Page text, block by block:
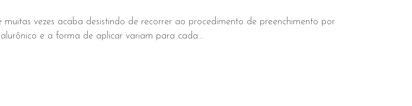
vezes acaba desistindo de recorrer ao procedimento de preenchimento por
e a forma de aplicar variam para cada...